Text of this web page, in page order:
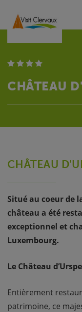
CHÂTEAU
CHÂTEAU
Situé au coeur de
château a été
exceptionnel et
Luxembourg.
Le Château
Entièrement
patrimoine, ce